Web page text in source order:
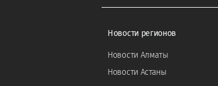
Новости регионов
Новости Алматы
Новости Астаны